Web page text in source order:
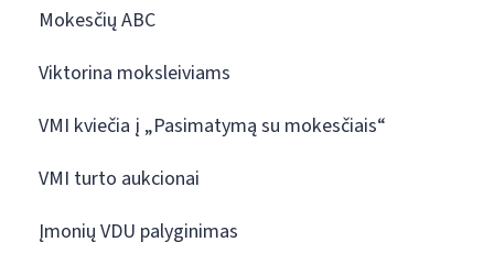
Mokesčių ABC
Viktorina moksleiviams
VMI kviečia į „Pasimatymą su mokesčiais“
VMI turto aukcionai
Įmonių VDU palyginimas